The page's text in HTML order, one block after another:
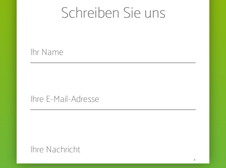
Schreiben Sie uns